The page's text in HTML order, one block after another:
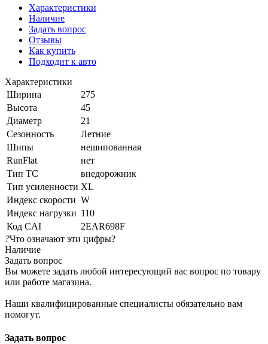
Характеристики
Наличие
Задать вопрос
Отзывы
Как купить
Подходит к авто
Характеристики
Ширина
275
Высота
45
Диаметр
21
Сезонность
Летние
Шипы
нешипованная
RunFlat
нет
Тип ТС
внедорожник
Тип усиленности XL
Индекс скорости W
Индекс нагрузки 110
Код CAI
2EAR698F
?Что означают эти цифры?
Наличие
Задать вопрос
Вы можете задать любой интересующий вас вопрос по товару
или работе магазина.
Наши квалифицированные специалисты обязательно вам
помогут.
Задать вопрос